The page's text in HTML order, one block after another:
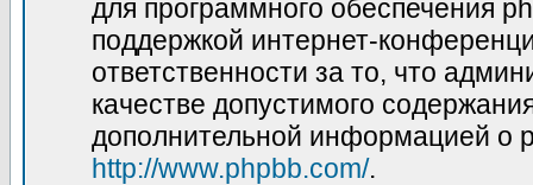
для программного обеспечения
поддержкой интернет-
ответственности за то, что
качестве допустимого
дополнительной информацией о
http://www.phpbb.com/.